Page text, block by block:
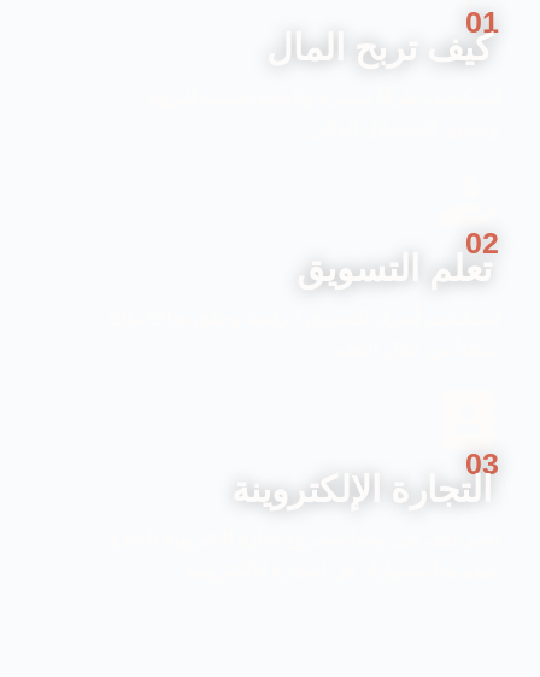
01
كيف تربح المال
02
تعلم التسويق
03
التجارة الإلكتروينة